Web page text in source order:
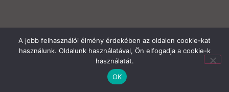
Smart Labs Group
A jobb felhasználói élmény érdekében az oldalon cookie-kat
használunk. Oldalunk használatával, Ön elfogadja a cookie-k
használatát.
OK